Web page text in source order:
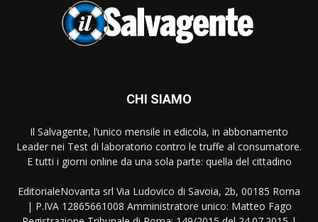
CHI SIAMO
Il Salvagente, l’unico mensile in edicola, in abbonamento
Leader nei Test di laboratorio contro le truffe al consumatore.
E tutti i giorni online da una sola parte: quella del cittadino
EditorialeNovanta srl Via Ludovico di Savoia, 2b, 00185 Roma
| P.IVA 12865661008 Amministratore unico: Matteo Fago